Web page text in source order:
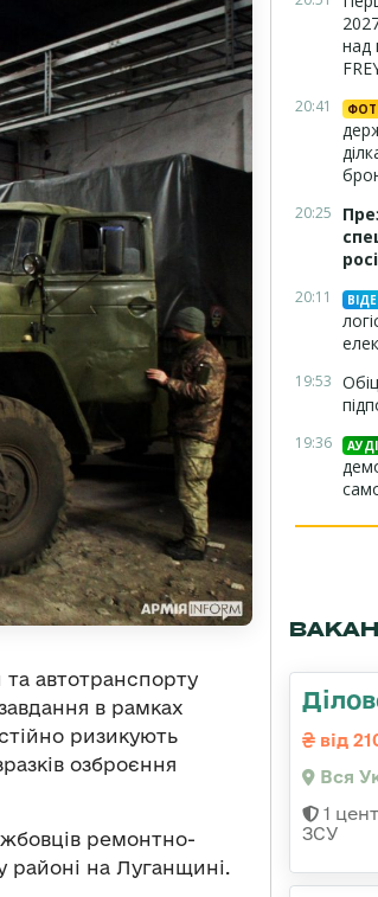
автотранспорту
в рамках
ризикують
озброєння
ремонтно-
районі на Луганщині.
над
20:41
20:25
20:11
19:53
19:36
від
Вся
1
ЗСУ